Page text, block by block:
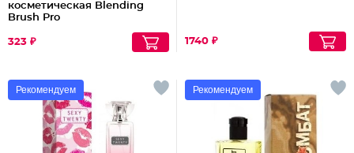
косметическая Blending
Brush Pro
323 ₽ 1740 ₽
Рекомендуем Рекомендуем